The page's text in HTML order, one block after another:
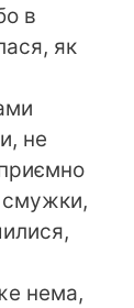
в
як
не
смужки,
нема,